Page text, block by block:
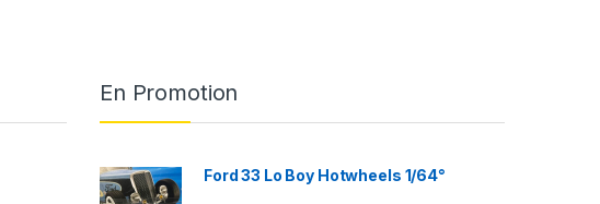
En Promotion
Ford 33 Lo Boy Hotwheels 1/64°